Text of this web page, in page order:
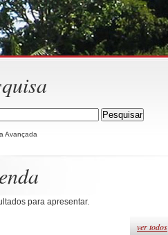
Avançada
para apresentar.
ver todos